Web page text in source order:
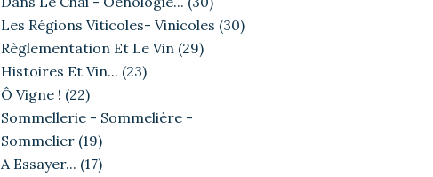
Les Régions Viticoles- Vinicoles (30)
Règlementation Et Le Vin (29)
Histoires Et Vin... (23)
Ô Vigne ! (22)
Sommellerie - Sommelière -
Sommelier (19)
A Essayer... (17)